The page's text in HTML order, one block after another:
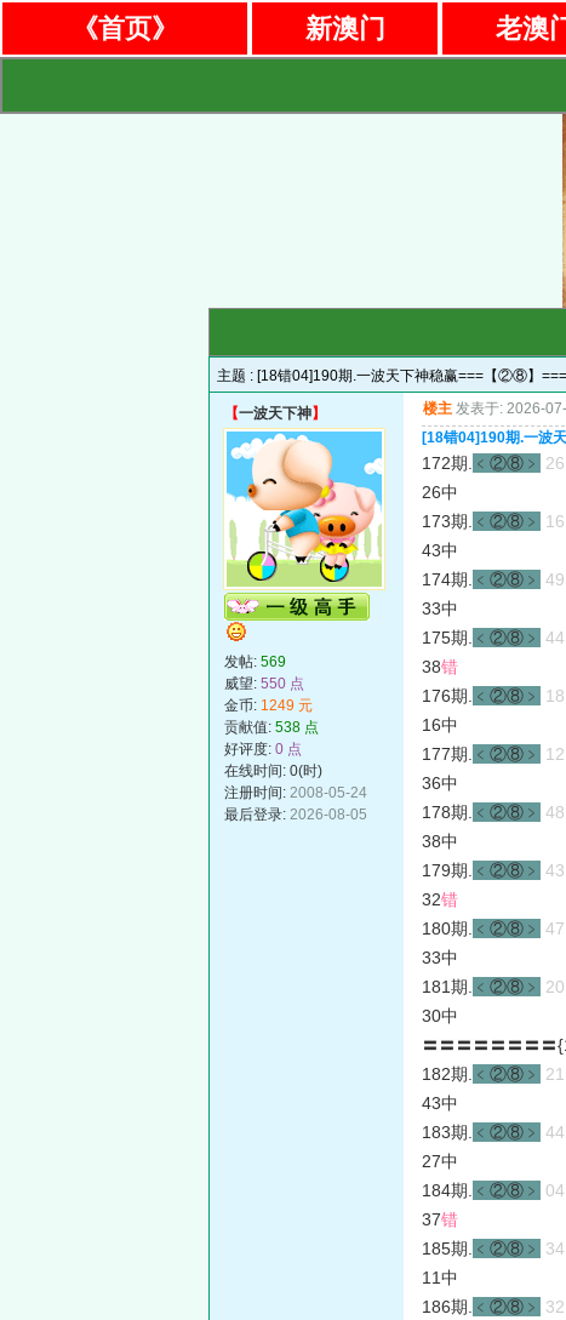
《首页》 新澳门 老澳
主题 : [18错04]190期.一波天下神稳赢===【②⑧】===
【一波天下神】
发帖: 569
威望: 550 点
金币: 1249 元
贡献值: 538 点
好评度: 0 点
在线时间: 0(时)
注册时间: 2008-05-24
最后登录: 2026-08-05
楼主 发表于: 2026-
[18错04]190期.一波
172期. ﹤②⑧﹥
26中
173期. ﹤②⑧﹥
43中
174期. ﹤②⑧﹥
33中
175期. ﹤②⑧﹥
38错
176期. ﹤②⑧﹥
16中
177期. ﹤②⑧﹥
36中
178期. ﹤②⑧﹥
38中
179期. ﹤②⑧﹥
32错
180期. ﹤②⑧﹥
33中
181期. ﹤②⑧﹥
30中
〓〓〓〓〓〓〓〓
182期. ﹤②⑧﹥
43中
183期. ﹤②⑧﹥
27中
184期. ﹤②⑧﹥
37错
185期. ﹤②⑧﹥
11中
186期. ﹤②⑧﹥